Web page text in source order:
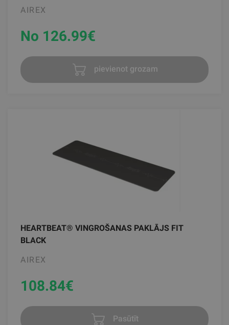
AIREX
No 126.99€
pievienot grozam
HEARTBEAT® VINGROŠANAS PAKLĀJS FIT
BLACK
AIREX
108.84€
Pasūtīt